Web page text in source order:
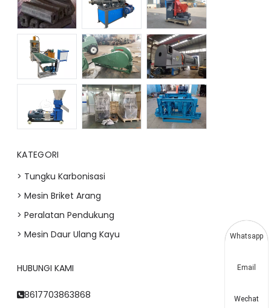
KATEGORI
> Tungku Karbonisasi
> Mesin Briket Arang
> Peralatan Pendukung
> Mesin Daur Ulang Kayu
HUBUNGI KAMI
8617703863868
Whatsapp
Email
Wechat